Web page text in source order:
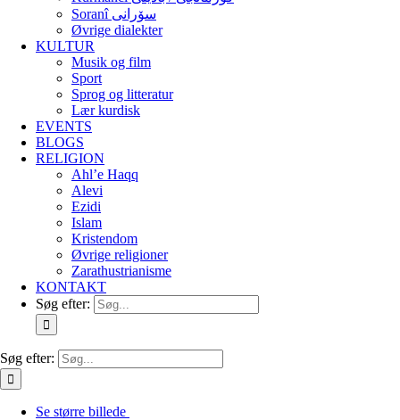
Soranî سۆرانی
Øvrige dialekter
KULTUR
Musik og film
Sport
Sprog og litteratur
Lær kurdisk
EVENTS
BLOGS
RELIGION
Ahl’e Haqq
Alevi
Ezidi
Islam
Kristendom
Øvrige religioner
Zarathustrianisme
KONTAKT
Søg efter:
Søg efter:
Se større billede